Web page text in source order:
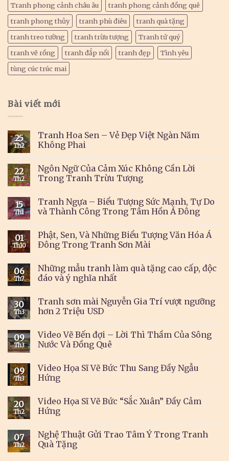
Tranh phong cảnh châu âu
tranh phong cảnh đồng quê
tranh phong thủy
tranh phù điêu
tranh quà tặng
tranh treo tường
tranh trừu tượng
Tranh tứ quý
tranh vẽ rồng
tranh đắp nổi tranh đẹp
Tình yêu
tùng cúc trúc mai
Bài viết mới
25
Th2
Tranh Hoa Sen – Vẻ Đẹp Việt Ngàn Năm
Không Phai
22
Th2
Ngôn Ngữ Của Cảm Xúc Không Cần Lời
Trong Tranh Trừu Tượng
15
Th1
Tranh Ngựa – Biểu Tượng Sức Mạnh, Tự Do
và Thành Công Trong Tâm Hồn Á Đông
01
Th10
Phật, Sen, Và Những Biểu Tượng Văn Hóa Á
Đông Trong Tranh Sơn Mài
06
Th7
Những mẫu tranh làm quà tặng cao cấp, độc
đáo và ý nghĩa nhất
30
Th3
Tranh sơn mài Nguyễn Gia Trí vượt ngưỡng
hơn 2 Triệu USD
09
Th3
Video Vẽ Bến đợi – Lời Thì Thầm Của Sông
Nước Và Đồng Quê
09
Th3
Video Họa Sĩ Vẽ Bức Thu Sang Đầy Ngẫu
Hứng
20
Th2
Video Họa Sĩ Vẽ Bức “Sắc Xuân” Đầy Cảm
Hứng
07
Th2
Nghệ Thuật Gửi Trao Tâm Ý Trong Tranh
Quà Tặng